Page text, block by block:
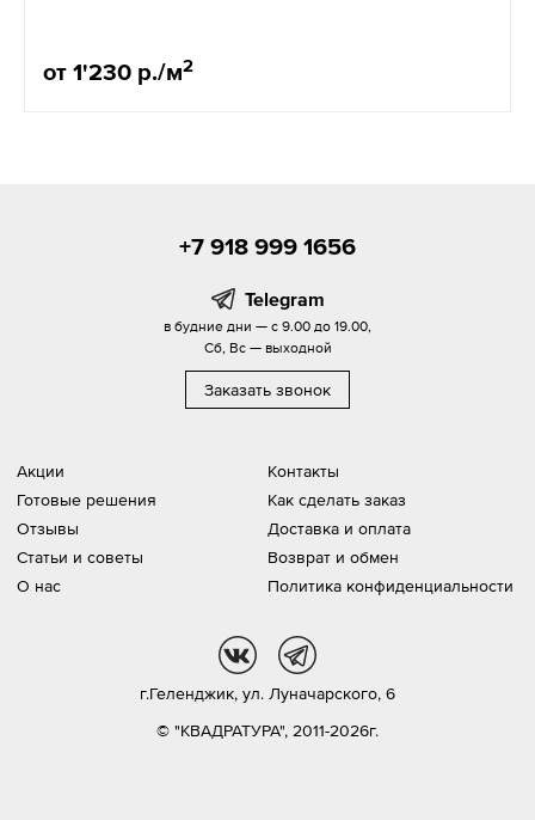
от 1'230 р./м2
Акции
Готовые решения
Отзывы
Статьи и советы
О нас
Контакты
Как сделать заказ
Доставка и оплата
Возврат и обмен
Политика конфиденциальности
+7 918 999 1656
Telegram
в будние дни — с 9.00 до 19.00,
Сб, Вс — выходной
Заказать звонок
© "КВАДРАТУРА", 2011-2026г.
г.Геленджик, ул. Луначарского, 6
vk tg